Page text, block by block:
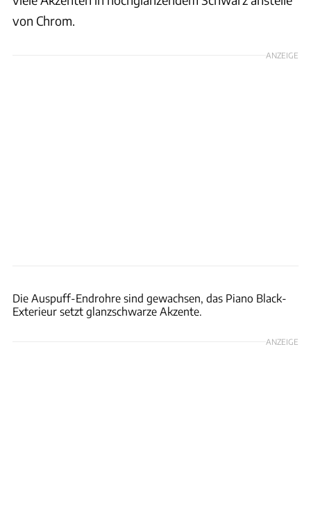
von Chrom.
ANZEIGE
Die Auspuff-Endrohre sind gewachsen, das Piano Black-
Exterieur setzt glanzschwarze Akzente.
ANZEIGE